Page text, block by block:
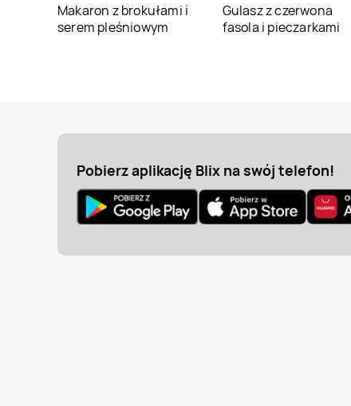
Makaron z brokułami i
serem pleśniowym
Gulasz z czerwona
fasola i pieczarkami
Pobierz aplikację Blix na swój telefon!